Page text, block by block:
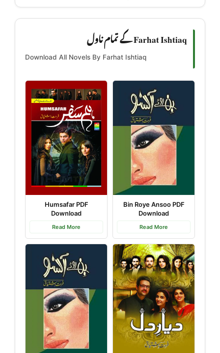
Farhat Ishtiaq کے تمام ناول
Download All Novels By Farhat Ishtiaq
Humsafar PDF
Download
Read More
Bin Roye Ansoo PDF
Download
Read More